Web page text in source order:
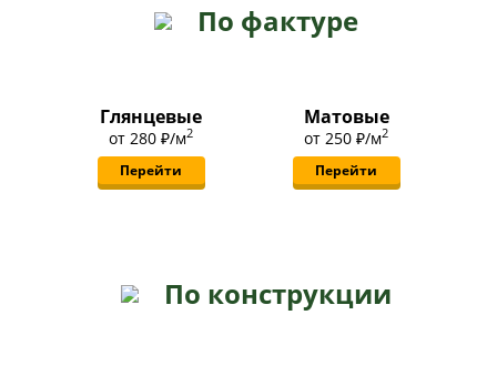
По фактуре
Глянцевые
от 280 ₽/м2
Перейти
Матовые
от 250 ₽/м2
Перейти
По конструкции